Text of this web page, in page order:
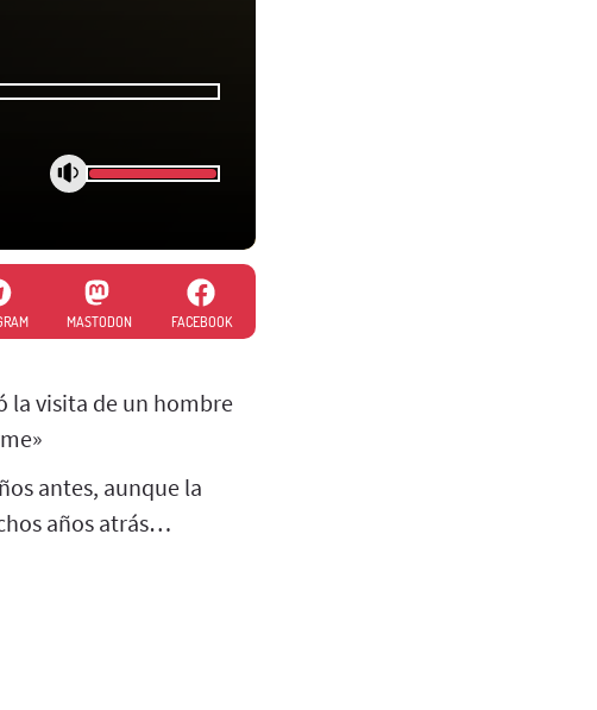
MASTODON FACEBOOK
la visita de un hombre
antes, aunque la
años atrás…